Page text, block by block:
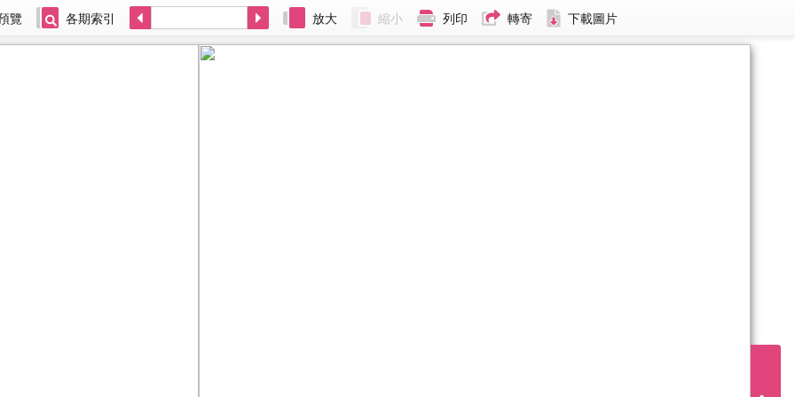
覽 各期索引 放大 縮小 列印 轉寄 下載圖片